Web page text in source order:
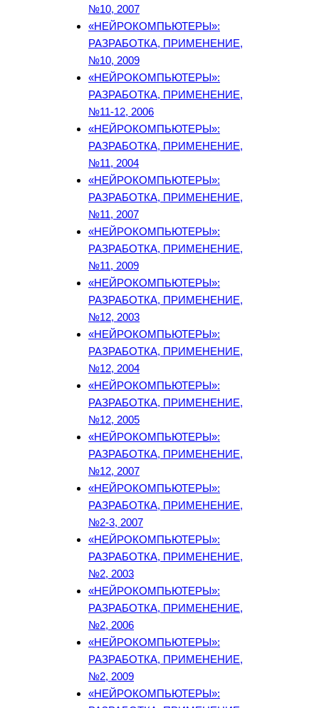
№10, 2007
«НЕЙРОКОМПЬЮТЕРЫ»:
РАЗРАБОТКА, ПРИМЕНЕНИЕ,
№10, 2009
«НЕЙРОКОМПЬЮТЕРЫ»:
РАЗРАБОТКА, ПРИМЕНЕНИЕ,
№11-12, 2006
«НЕЙРОКОМПЬЮТЕРЫ»:
РАЗРАБОТКА, ПРИМЕНЕНИЕ,
№11, 2004
«НЕЙРОКОМПЬЮТЕРЫ»:
РАЗРАБОТКА, ПРИМЕНЕНИЕ,
№11, 2007
«НЕЙРОКОМПЬЮТЕРЫ»:
РАЗРАБОТКА, ПРИМЕНЕНИЕ,
№11, 2009
«НЕЙРОКОМПЬЮТЕРЫ»:
РАЗРАБОТКА, ПРИМЕНЕНИЕ,
№12, 2003
«НЕЙРОКОМПЬЮТЕРЫ»:
РАЗРАБОТКА, ПРИМЕНЕНИЕ,
№12, 2004
«НЕЙРОКОМПЬЮТЕРЫ»:
РАЗРАБОТКА, ПРИМЕНЕНИЕ,
№12, 2005
«НЕЙРОКОМПЬЮТЕРЫ»:
РАЗРАБОТКА, ПРИМЕНЕНИЕ,
№12, 2007
«НЕЙРОКОМПЬЮТЕРЫ»:
РАЗРАБОТКА, ПРИМЕНЕНИЕ,
№2-3, 2007
«НЕЙРОКОМПЬЮТЕРЫ»:
РАЗРАБОТКА, ПРИМЕНЕНИЕ,
№2, 2003
«НЕЙРОКОМПЬЮТЕРЫ»:
РАЗРАБОТКА, ПРИМЕНЕНИЕ,
№2, 2006
«НЕЙРОКОМПЬЮТЕРЫ»:
РАЗРАБОТКА, ПРИМЕНЕНИЕ,
№2, 2009
«НЕЙРОКОМПЬЮТЕРЫ»: